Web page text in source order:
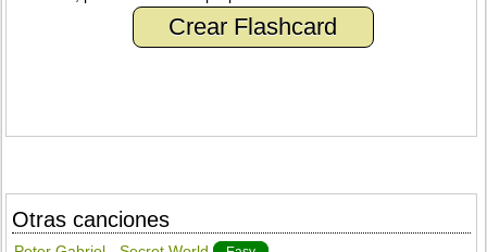
Crear Flashcard
Otras canciones